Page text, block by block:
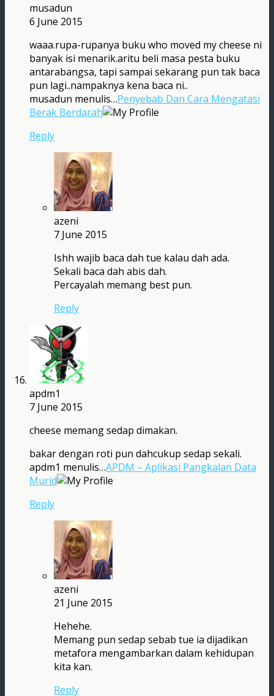
musadun
6 June 2015
waaa.rupa-rupanya buku who moved my cheese ni
banyak isi menarik.aritu beli masa pesta buku
antarabangsa, tapi sampai sekarang pun tak baca
pun lagi..nampaknya kena baca ni..
musadun menulis…Penyebab Dan Cara Mengatasi
Berak Berdarah
Reply
azeni
7 June 2015
Ishh wajib baca dah tue kalau dah ada.
Sekali baca dah abis dah.
Percayalah memang best pun.
Reply
apdm1
7 June 2015
cheese memang sedap dimakan.
bakar dengan roti pun dahcukup sedap sekali.
apdm1 menulis…APDM – Aplikasi Pangkalan Data
Murid
Reply
azeni
21 June 2015
Hehehe.
Memang pun sedap sebab tue ia dijadikan
metafora mengambarkan dalam kehidupan
kita kan.
Reply